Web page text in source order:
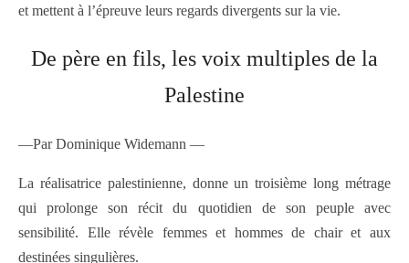
et mettent à l’épreuve leurs regards divergents sur la vie.
De père en fils, les voix multiples de la
Palestine
—Par Dominique Widemann —
La réalisatrice palestinienne, donne un troisième long métrage
qui prolonge son récit du quotidien de son peuple avec
sensibilité. Elle révèle femmes et hommes de chair et aux
destinées singulières.